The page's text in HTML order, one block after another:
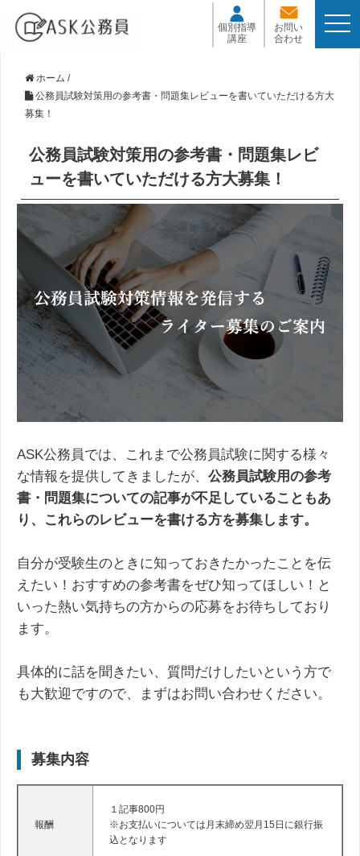
個別指導
講座
お問い
合わせ
t
o
g
ホーム /
公務員試験対策用の参考書・問題集レビューを書いていただける方大
募集！
公務員試験対策用の参考書・問題集レビ
ューを書いていただける方大募集！
ASK公務員では、これまで公務員試験に関する様々
な情報を提供してきましたが、 公務員試験用の参考
書・問題集についての記事が不足していることもあ
り、これらのレビューを書ける方を募集します。
自分が受験生のときに知っておきたかったことを伝
えたい！おすすめの参考書をぜひ知ってほしい！と
いった熱い気持ちの方からの応募をお待ちしており
ます。
具体的に話を聞きたい、質問だけしたいという方で
も大歓迎ですので、まずはお問い合わせください。
募集内容
報酬
１記事800円
※お支払いについては月末締め翌月15日に銀行振
込となります